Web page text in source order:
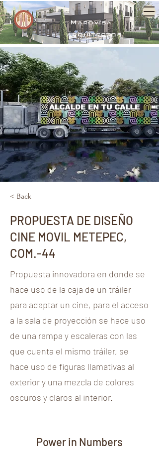
Marovisa
arquitectos
< Back
PROPUESTA DE DISEÑO
CINE MOVIL METEPEC,
COM.-44
Propuesta innovadora en donde se
hace uso de la caja de un tráiler
para adaptar un cine, para el acceso
a la sala de proyección se hace uso
de una rampa y escaleras con las
que cuenta el mismo tráiler, se
hace uso de figuras llamativas al
exterior y una mezcla de colores
oscuros y claros al interior.
Power in Numbers